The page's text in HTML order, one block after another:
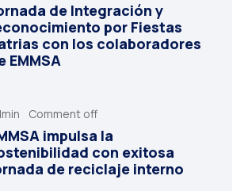
de Integración y
por Fiestas
con los colaboradores
EMMSA
Comment off
impulsa la
con exitosa
de reciclaje interno